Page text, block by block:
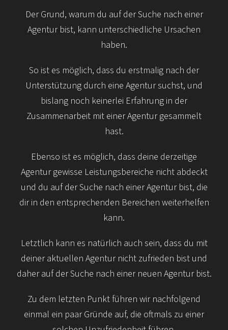
Der Grund, warum du auf der Suche nach einer
Agentur bist, kann unterschiedliche Ursachen
haben.
So ist es möglich, dass du erstmalig nach der
Unterstützung durch eine Agentur suchst, und
bislang noch keinerlei Erfahrung in der
Zusammenarbeit mit einer Agentur gesammelt
hast.
Ebenso ist es möglich, dass deine derzeitige
Agentur gewisse Leistungs­bereiche nicht abdeckt
und du auf der Suche nach einer Agentur bist, die
dir in den entsprechenden Bereichen weiter­helfen
kann.
Letztlich kann es natürlich auch sein, dass du mit
deiner aktuellen Agentur nicht zufrieden bist und
daher auf der Suche nach einer neuen Agentur bist.
Zu dem letzten Punkt führen wir nachfolgend
einmal ein paar Gründe auf, die oftmals zu einer